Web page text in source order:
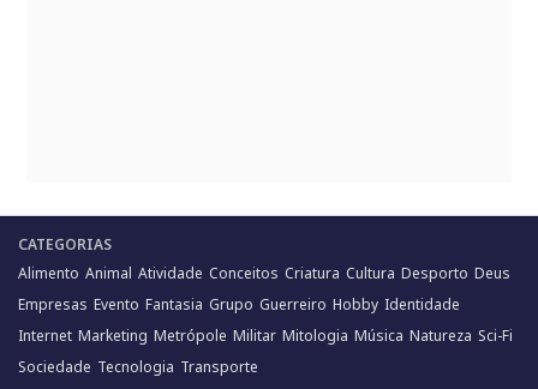
CATEGORIAS
Alimento Animal Atividade Conceitos Criatura Cultura Desporto Deus
Empresas Evento Fantasia Grupo Guerreiro Hobby Identidade
Internet Marketing Metrópole Militar Mitologia Música Natureza Sci-Fi
Sociedade Tecnologia Transporte